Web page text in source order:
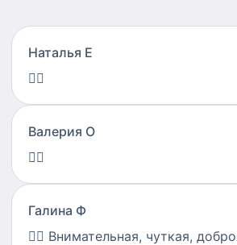
Наталья Е
👍🏻
Валерия О
👍🏻
Галина Ф
👍🏻 Внимательная, чуткая,